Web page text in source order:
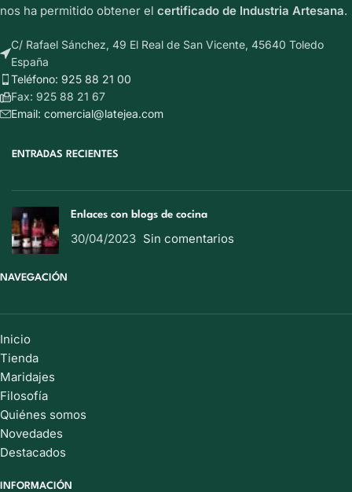
nos ha permitido obtener el certificado de Industria Artesana.
C/ Rafael Sánchez, 49 El Real de San Vicente, 45640 Toledo
España
Teléfono: 925 88 21 00
Fax: 925 88 21 67
Email: comercial@latejea.com
ENTRADAS RECIENTES
Enlaces con blogs de cocina
30/04/2023 Sin comentarios
NAVEGACIÓN
Inicio
Tienda
Maridajes
Filosofía
Quiénes somos
Novedades
Destacados
INFORMACIÓN